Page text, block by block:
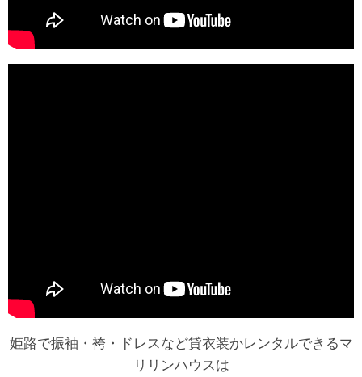
姫路で振袖・袴・ドレスなど貸衣装かレンタルできるマ
リリンハウスは